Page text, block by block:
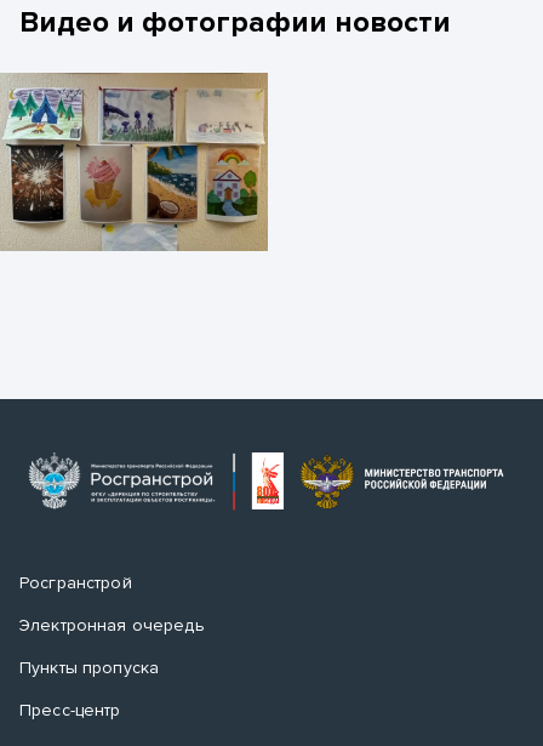
Видео и фотографии новости
Росгранстрой
Электронная очередь
Пункты пропуска
Пресс-центр